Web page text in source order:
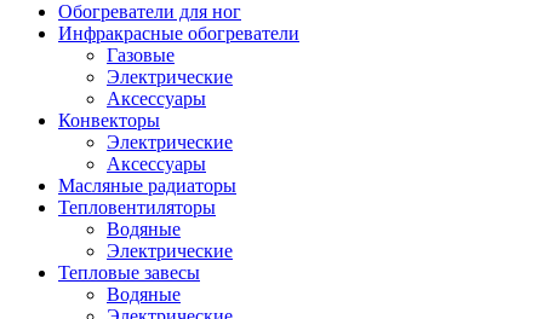
Обогреватели для ног
Инфракрасные обогреватели
Газовые
Электрические
Аксессуары
Конвекторы
Электрические
Аксессуары
Масляные радиаторы
Тепловентиляторы
Водяные
Электрические
Тепловые завесы
Водяные